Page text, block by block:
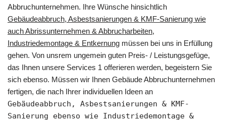
Abbruchunternehmen. Ihre Wünsche hinsichtlich
Gebäudeabbruch, Asbestsanierungen & KMF-Sanierung wie
auch Abrissunternehmen & Abbrucharbeiten,
Industriedemontage & Entkernung müssen bei uns in Erfüllung
gehen. Von unsrem ungemein guten Preis- / Leistungsgefüge,
das Ihnen unsere Services 1 offerieren werden, begeistern Sie
sich ebenso. Müssen wir Ihnen Gebäude Abbruchunternehmen
fertigen, die nach Ihrer individuellen Ideen an
Gebäudeabbruch, Asbestsanierungen & KMF-
Sanierung ebenso wie Industriedemontage &